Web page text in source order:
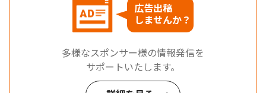
広告出稿
しませんか？
多様なスポンサー様の情報発信を
サポートいたします。